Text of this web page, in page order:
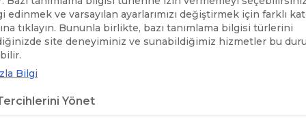
UND'DEN HABERLER / UND, EMNİYET GENEL MÜDÜRLÜĞÜ
EMNİYET GENEL MÜDÜRLÜĞÜ
edinmek ve varsayılan ayarlarımızı değiştirmek için farklı
tıklayın. Bununla birlikte, bazı tanımlama bilgisi türlerini
site deneyiminiz ve sunabildiğimiz hizmetler bu
Bilgi
Yönet